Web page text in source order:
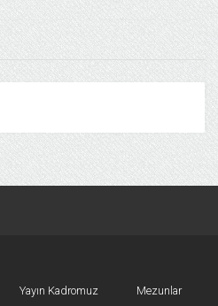
Yayın Kadromuz Mezunlar